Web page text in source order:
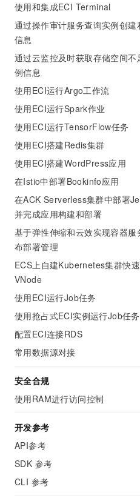
使用和集成ECI Terminal
通过操作审计服务查询实例创建
信息
通过云监控及时获取存储空间不
例信息
使用ECI运行Argo工作流
使用ECI运行Spark作业
使用ECI运行TensorFlow任务
使用ECI搭建Redis集群
使用ECI搭建WordPress应用
在Istio中部署Bookinfo应用
在ACK Serverless集群中部署
并完成应用构建和部署
基于弹性伸缩和云效实现容器服
布部署管理
ECS上自建Kubernetes集群快
VNode
使用ECI运行Job任务
使用抢占式ECI实例运行Job任务
配置ECI连接RDS
常用数据源对接
安全合规
使用RAM进行访问控制
开发参考
API参考
SDK 参考
CLI 参考